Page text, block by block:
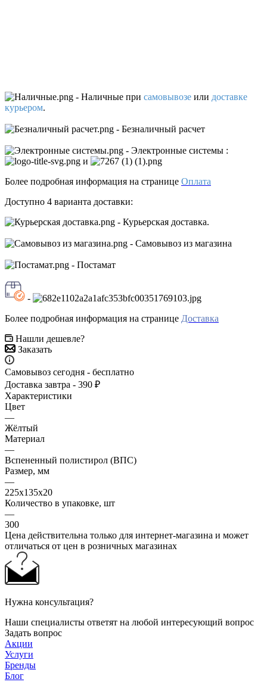
- Наличные при самовывозе или доставке
курьером.
- Безналичный расчет
- Электронные системы :
и
Более подробная информация на странице Оплата
Доступно 4 варианта доставки:
- Курьерская доставка.
- Самовывоз из магазина
- Постамат
-
Более подробная информация на странице Доставка
Нашли дешевле?
Заказать
Самовывоз сегодня - бесплатно
Доставка завтра - 390 ₽
Характеристики
Цвет
—
Жёлтый
Материал
—
Вспененный полистирол (ВПС)
Размер, мм
—
225x135x20
Количество в упаковке, шт
—
300
Цена действительна только для интернет-магазина и может
отличаться от цен в розничных магазинах
Нужна консультация?
Наши специалисты ответят на любой интересующий вопрос
Задать вопрос
Акции
Услуги
Бренды
Блог